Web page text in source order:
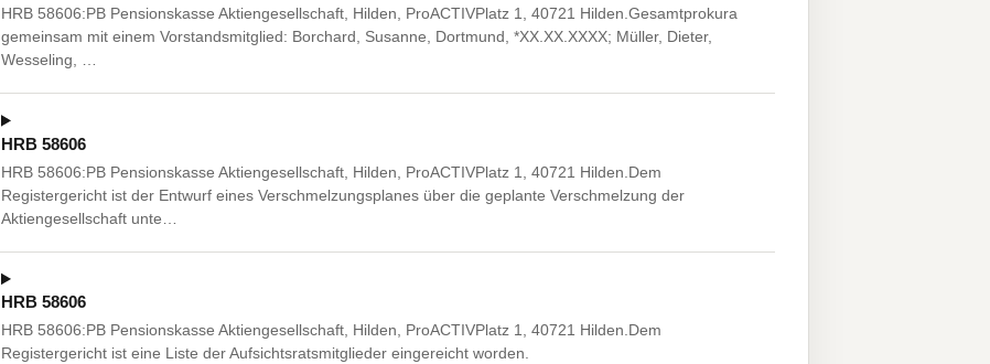
HRB 58606:PB Pensionskasse Aktiengesellschaft, Hilden, ProACTIVPlatz 1, 40721 Hilden.Gesamtprokura
gemeinsam mit einem Vorstandsmitglied: Borchard, Susanne, Dortmund, *XX.XX.XXXX; Müller, Dieter,
Wesseling, …
HRB 58606
HRB 58606:PB Pensionskasse Aktiengesellschaft, Hilden, ProACTIVPlatz 1, 40721 Hilden.Dem
Registergericht ist der Entwurf eines Verschmelzungsplanes über die geplante Verschmelzung der
Aktiengesellschaft unte…
HRB 58606
HRB 58606:PB Pensionskasse Aktiengesellschaft, Hilden, ProACTIVPlatz 1, 40721 Hilden.Dem
Registergericht ist eine Liste der Aufsichtsratsmitglieder eingereicht worden.